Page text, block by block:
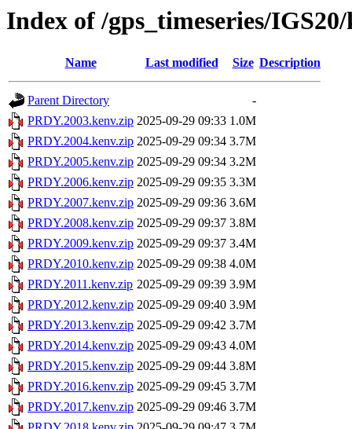
Index of /gps_timeseries/
Name Last modified Size Description
Parent Directory
-
PRDY.2003.kenv.zip 2025-09-29 09:33 1.0M
PRDY.2004.kenv.zip 2025-09-29 09:34 3.7M
PRDY.2005.kenv.zip 2025-09-29 09:34 3.2M
PRDY.2006.kenv.zip 2025-09-29 09:35 3.3M
PRDY.2007.kenv.zip 2025-09-29 09:36 3.6M
PRDY.2008.kenv.zip 2025-09-29 09:37 3.8M
PRDY.2009.kenv.zip 2025-09-29 09:37 3.4M
PRDY.2010.kenv.zip 2025-09-29 09:38 4.0M
PRDY.2011.kenv.zip 2025-09-29 09:39 3.9M
PRDY.2012.kenv.zip 2025-09-29 09:40 3.9M
PRDY.2013.kenv.zip 2025-09-29 09:42 3.7M
PRDY.2014.kenv.zip 2025-09-29 09:43 4.0M
PRDY.2015.kenv.zip 2025-09-29 09:44 3.8M
PRDY.2016.kenv.zip 2025-09-29 09:45 3.7M
PRDY.2017.kenv.zip 2025-09-29 09:46 3.7M